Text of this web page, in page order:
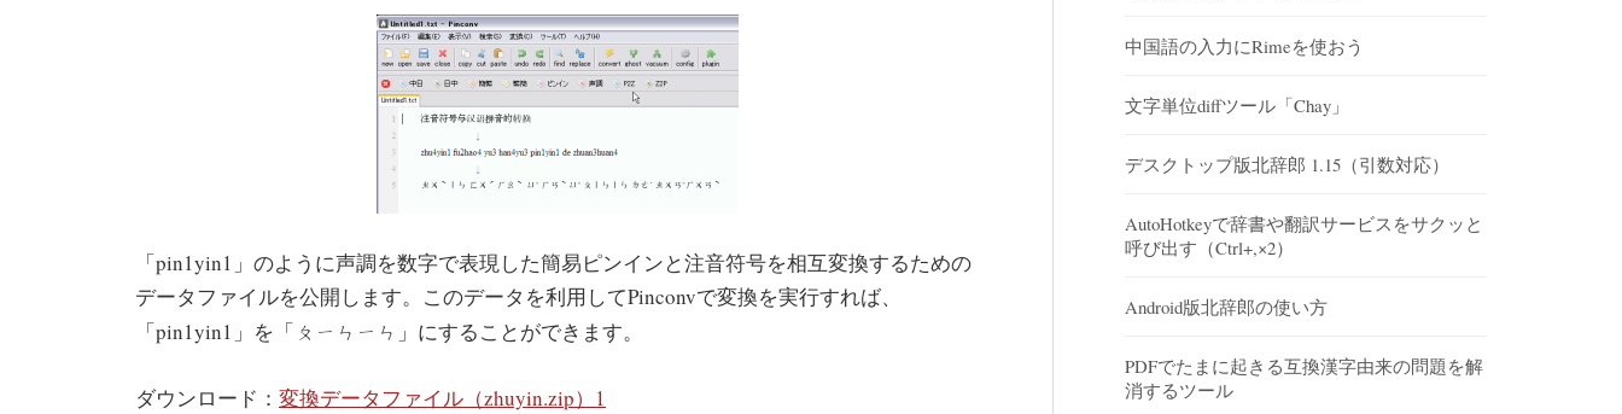
「pin1yin1」のように声調を数字で表現した簡易ピンインと注音符号を相互変換するための
データファイルを公開します。このデータを利用してPinconvで変換を実行すれば、
「pin1yin1」を「 ㄆㄧㄣㄧㄣ 」にすることができます。
ダウンロード： 変換データファイル（zhuyin.zip） 1
中国語の入力にRimeを使おう
文字単位diffツール「Chay」
デスクトップ版北辞郎 1.15（引数対応）
AutoHotkeyで辞書や翻訳サービスをサクッと
呼び出す（Ctrl+,×2）
Android版北辞郎の使い方
PDFでたまに起きる互換漢字由来の問題を解
消するツール